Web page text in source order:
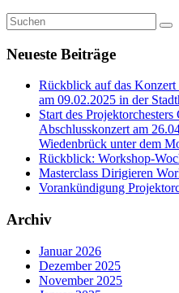
Neueste Beiträge
Rückblick auf das Konzert
am 09.02.2025 in der
Start des
Abschlusskonzert am
Wiedenbrück unter dem
Rückblick: Workshop-
Masterclass Dirigieren
Vorankündigung
Archiv
Januar 2026
Dezember 2025
November 2025